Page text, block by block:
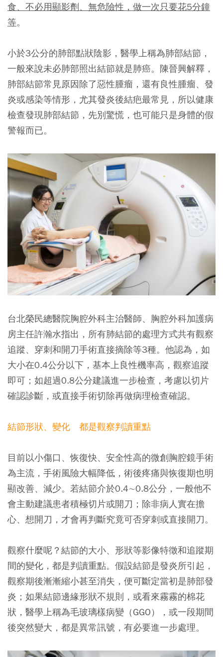
食、不必用顯影劑、無危險性，做一次只要花5分鐘
等。
小於3公分的肺部點狀陰影，醫學上稱為肺部結節，
一般來說未必肺部照出結節就是肺癌。陳晉興解釋，
肺部結節常見原因除了惡性腫瘤，還有良性腫瘤、發
炎或感染等情形，尤其發炎後結疤最常見，所以健康
檢查發現肺部結節，先別驚慌，也可能只是身體的假
警報而已。
台北榮民總醫院胸腔外科主治醫師、胸腔外科加護病
房主任許瀚水指出，所有肺結節的處理方式共有觀察
追蹤、穿刺和開刀手術直接摘除等3種。他認為，如
大小在0.4公分以下，基本上良性機率高，觀察追蹤
即可；如超過0.8公分建議進一步檢查，考慮以切片
確認診斷，或直接手術切除再做病理檢查確認。
結節形狀、變化 都是觀察判讀重點
目前以小傷口、恢復快、安全性高的微創胸腔鏡手術
為主流，手術風險大幅降低，術後疼痛與恢復期也明
顯改善、減少。若結節介於0.4∼0.8公分，一般他不
會主動建議患者積極切片或開刀；除非病人實在擔
心、想開刀，才會再判斷究竟可否穿刺或直接開刀。
觀察什麼呢？結節的大小、形狀等影像特徵和追蹤期
間的變化，都是判讀重點。假設結節是發炎所引起，
觀察期後漸漸縮小甚至消失，便可斷定當初是肺部發
炎；如果結節邊緣形狀不規則，或看來霧霧的棉花
狀，醫學上稱為毛玻璃樣病變（GGO），或一段期間
後突然變大，都是異常訊號，有必要進一步處理。